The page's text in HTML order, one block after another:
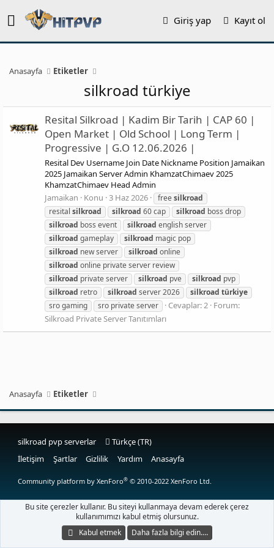
Giriş yap Kayıt ol
Anasayfa Etiketler
silkroad türkiye
Resital Silkroad | Kadim Bir Tarih | CAP 60 |
Open Market | Old School | Long Term |
Progressive | G.O 12.06.2026 |
Resital Dev Username Join Date Nickname Position Jamaikan
2025 Jamaikan Server Admin KhamzatChimaev 2025
KhamzatChimaev Head Admin
Jamaikan
Konu 3 Haz 2026 freesilkroad
resital silkroad silkroad 60 cap silkroad boss drop
silkroad boss event silkroad english server
silkroad gameplay silkroad magic pop
silkroad new server silkroad online
silkroad online private server review
silkroad private server silkroad pve silkroad pvp
silkroad retro silkroad server 2026 silkroad türkiye
sro gaming
sro private server Cevaplar: 2 Forum:
Silkroad Private Server Tanıtımları
Anasayfa Etiketler
silkroad pvp serverlar
Türkçe (TR)
İletişim
Şartlar Gizlilik Yardım Anasayfa
Community platform by XenForo® © 2010-2022 XenForo Ltd.
Bu site çerezler kullanır. Bu siteyi kullanmaya devam ederek çerez
kullanımımızı kabul etmiş olursunuz.
Kabul etmek
Daha fazla bilgi edin.…